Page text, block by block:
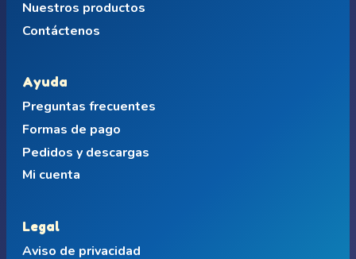
Nuestros productos
Contáctenos
Ayuda
Preguntas frecuentes
Formas de pago
Pedidos y descargas
Mi cuenta
Legal
Aviso de privacidad